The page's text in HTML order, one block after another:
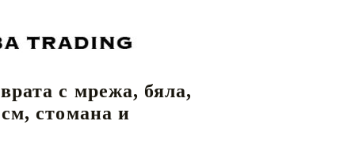
и софтбол
и лакрос
спортно оборудване
с мрежа, бяла,
стомана и